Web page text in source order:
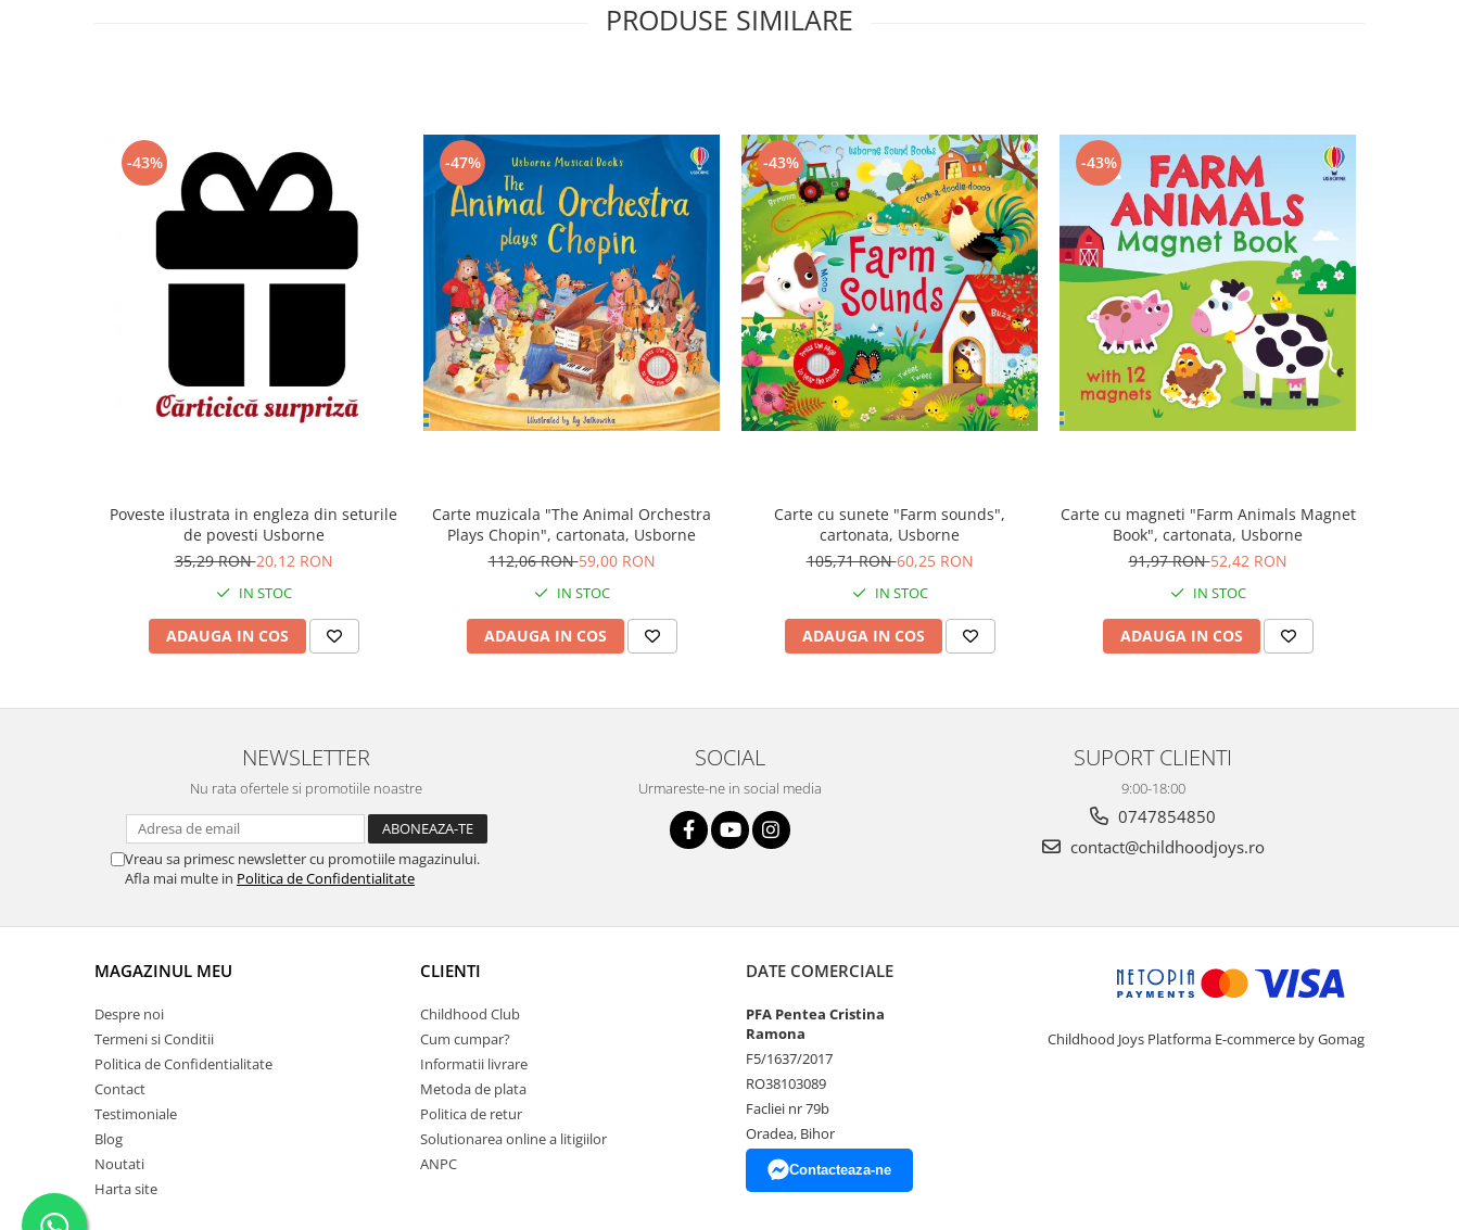
PRODUSE SIMILARE
-43%
Poveste ilustrata in engleza din seturile
de povesti Usborne
35,29 RON20,12 RON
IN STOC
ADAUGA IN COS
-47%
Carte muzicala "The Animal Orchestra
Plays Chopin", cartonata, Usborne
112,06 RON59,00 RON
IN STOC
ADAUGA IN COS
-43%
Carte cu sunete "Farm sounds",
cartonata, Usborne
105,71 RON60,25 RON
IN STOC
ADAUGA IN COS
-43%
Carte cu magneti "Farm Animals Magnet
Book", cartonata, Usborne
91,97 RON52,42 RON
IN STOC
ADAUGA IN COS
NEWSLETTER
Nu rata ofertele si promotiile noastre
Vreau sa primesc newsletter cu promotiile magazinului.
Afla mai multe in Politica de Confidentialitate
SOCIAL
Urmareste-ne in social media
SUPORT CLIENTI
9:00-18:00
0747854850
contact@childhoodjoys.ro
MAGAZINUL MEU
Despre noi
Termeni si Conditii
Politica de Confidentialitate
Contact
Testimoniale
Blog
Noutati
Harta site
CLIENTI
Childhood Club
Cum cumpar?
Informatii livrare
Metoda de plata
Politica de retur
Solutionarea online a litigiilor
ANPC
DATE COMERCIALE
PFA Pentea Cristina
Ramona
F5/1637/2017
RO38103089
Facliei nr 79b
Oradea, Bihor
Contacteaza-ne
Childhood Joys Platforma E-commerce by Gomag